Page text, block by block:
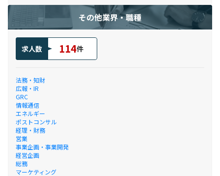
その他業界・職種
求人数 114件
法務・知財
広報・IR
GRC
情報通信
エネルギー
ポストコンサル
経理・財務
営業
事業企画・事業開発
経営企画
総務
マーケティング